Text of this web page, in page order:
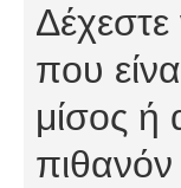
που
μίσος ή